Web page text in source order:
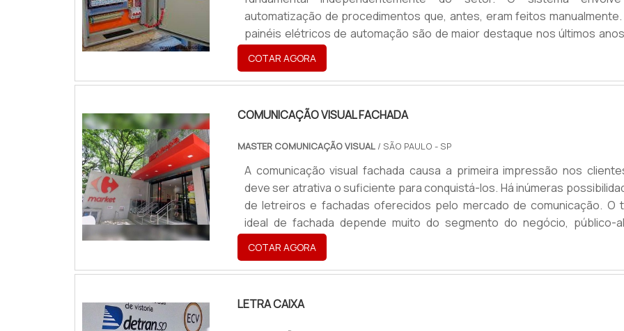
automatização de procedimentos que, antes, eram feitos manualmente.
painéis elétricos de automação são de maior destaque nos últimos
que pode ser fabricado de acordo com a necessidade, a rotina ou até
o funcionamento de cada indústria. De todo modo, o painel
automação serve para gerenciar o equipamento presente na
COTAR AGORA
COMUNICAÇÃO VISUAL FACHADA
MASTER COMUNICAÇÃO VISUAL/ SÃO PAULO - SP
A comunicação visual fachada causa a primeira impressão nos
deve ser atrativa o suficiente para conquistá-los. Há inúmeras
de letreiros e fachadas oferecidos pelo mercado de comunicação. O
ideal de fachada depende muito do segmento do negócio, público-
localização, identidade visual e objetivos da empresa. De painéis de
letras com iluminação Led, as variação são infinitas e somente
qualificados podem determinar a melhor solução para cad.
COTAR AGORA
LETRA CAIXA